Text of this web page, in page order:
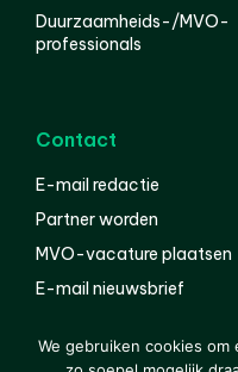
Duurzaamheids-/MVO-
professionals
Contact
E-mail redactie
Partner worden
MVO-vacature plaatsen
E-mail nieuwsbrief
We gebruiken cookies